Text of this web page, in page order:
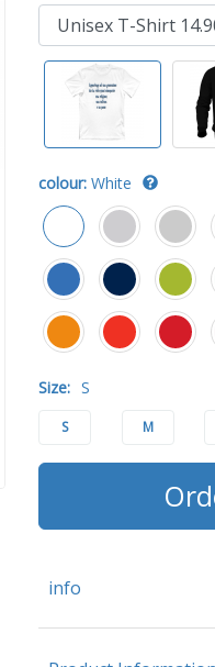
colour: White
Size: S
S M
info